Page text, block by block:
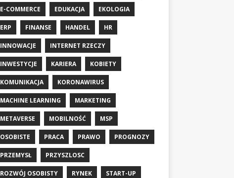
E-COMMERCE EDUKACJA EKOLOGIA
ERP FINANSE HANDEL HR
INNOWACJE INTERNET RZECZY
INWESTYCJE KARIERA KOBIETY
KOMUNIKACJA KORONAWIRUS
MACHINE LEARNING MARKETING
METAVERSE MOBILNOŚĆ MSP
OSOBISTE PRACA PRAWO PROGNOZY
PRZEMYSŁ PRZYSZLOSC
ROZWÓJ OSOBISTY RYNEK START-UP